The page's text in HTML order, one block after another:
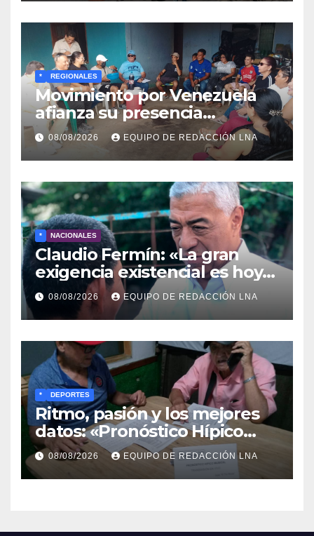
* REGIONALES
Movimiento por Venezuela
afianza su presencia
comunitaria en La Ponderosa
y otras comunidades de
Anzoátegui
08/08/2026 EQUIPO DE REDACCIÓN LNA
* NACIONALES
Claudio Fermín: «La gran
exigencia existencial es hoy
la defensa de la soberanía»
08/08/2026 EQUIPO DE REDACCIÓN LNA
* DEPORTES
Ritmo, pasión y los mejores
datos: «Pronóstico Hípico
Musical» se adueña de los
domingos en La Poderosa
90.3 FM
08/08/2026 EQUIPO DE REDACCIÓN LNA